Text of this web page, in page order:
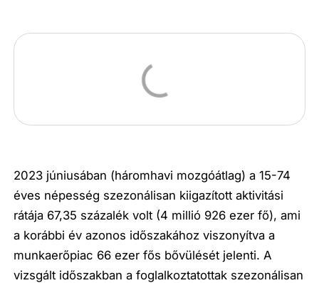
2023 júniusában (háromhavi mozgóátlag) a 15­-74
éves népesség szezonálisan kiigazított aktivitási
rátája 67,35 százalék volt (4 millió 926 ezer fő), ami
a korábbi év azonos időszakához viszonyítva a
munkaerőpiac 66 ezer fős bővülését jelenti. A
vizsgált időszakban a foglalkoztatottak szezonálisan